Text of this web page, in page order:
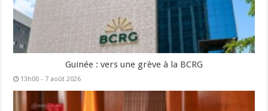
Guinée : vers une grève à la BCRG
13h00 - 7 août 2026